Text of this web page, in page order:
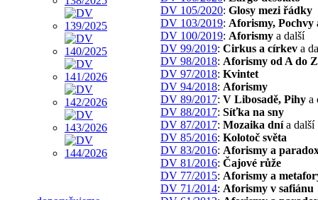
DV 105/2020: Glosy mezi řádky
DV 103/2019: Aforismy, Pochvy
DV 100/2019: Aforismy a další
DV 99/2019: Cirkus a církev a
DV 98/2018: Aforismy od A do Z
DV 97/2018: Kvintet
DV 94/2018: Aforismy
DV 89/2017: V Libosadě, Pihy a
DV 88/2017: Síťka na sny
DV 87/2017: Mozaika dnía další
DV 85/2016: Kolotoč světa
DV 83/2016: Aforismy a
DV 81/2016: Čajové růže
DV 77/2015: Aforismy a
DV 71/2014: Aforismy v safiánu